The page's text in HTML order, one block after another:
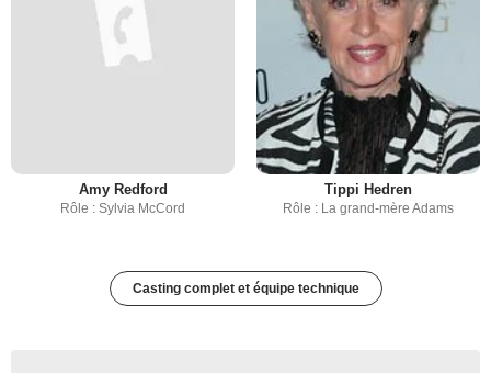
Amy Redford
Rôle : Sylvia McCord
Tippi Hedren
Rôle : La grand-mère Adams
Casting complet et équipe technique